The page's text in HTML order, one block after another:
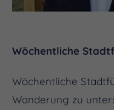
Wöchentliche
Wöchentliche
Wanderung zu